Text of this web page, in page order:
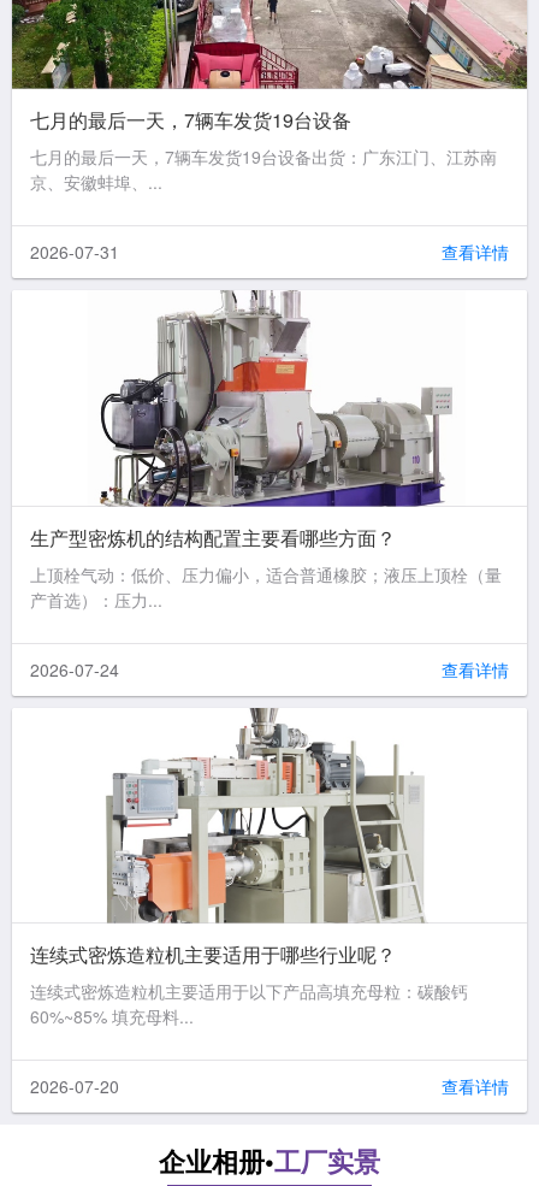
七月的最后一天，7辆车发货19台设备
七月的最后一天，7辆车发货19台设备出货：广东江门、江苏南
京、安徽蚌埠、...
2026-07-31 查看详情
生产型密炼机的结构配置主要看哪些方面？
上顶栓气动：低价、压力偏小，适合普通橡胶；液压上顶栓（量
产首选）：压力...
2026-07-24 查看详情
连续式密炼造粒机主要适用于哪些行业呢？
连续式密炼造粒机主要适用于以下产品高填充母粒：碳酸钙
60%~85% 填充母料...
2026-07-20 查看详情
企业相册•工厂实景